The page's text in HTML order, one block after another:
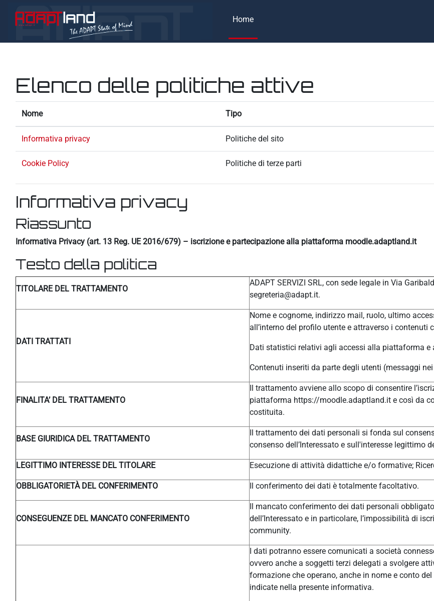
Home
Elenco delle politiche attive
Nome Tipo
Informativa privacy Politiche del sito
Cookie Policy Politiche di terze parti
Informativa privacy
Riassunto
Informativa Privacy (art. 13 Reg. UE 2016/679) – iscrizione e partecipazione alla piattaforma moodle.adaptland.it
Testo della politica
TITOLARE DEL TRATTAMENTO
ADAPT SERVIZI SRL, con sede legale in Via
segreteria@adapt.it.
DATI TRATTATI
Nome e cognome, indirizzo mail, ruolo, ultimo
all’interno del profilo utente e attraverso i contenuti
Dati statistici relativi agli accessi alla piattaforma
Contenuti inseriti da parte degli utenti (messaggi
FINALITA’ DEL TRATTAMENTO
Il trattamento avviene allo scopo di consentire
piattaforma https://moodle.adaptland.it e così da
costituita.
BASE GIURIDICA DEL TRATTAMENTO
Il trattamento dei dati personali si fonda sul
consenso dell’Interessato e sull'interesse legittimo
LEGITTIMO INTERESSE DEL TITOLARE Esecuzione di attività didattiche e/o formative;
OBBLIGATORIETÀ DEL CONFERIMENTO Il conferimento dei dati è totalmente facoltativo.
CONSEGUENZE DEL MANCATO CONFERIMENTO
Il mancato conferimento dei dati personali
dell’Interessato e in particolare, l’impossibilità di
community.
I dati potranno essere comunicati a società
ovvero anche a soggetti terzi delegati a svolgere
formazione che operano, anche in nome e conto
indicate nella presente informativa.